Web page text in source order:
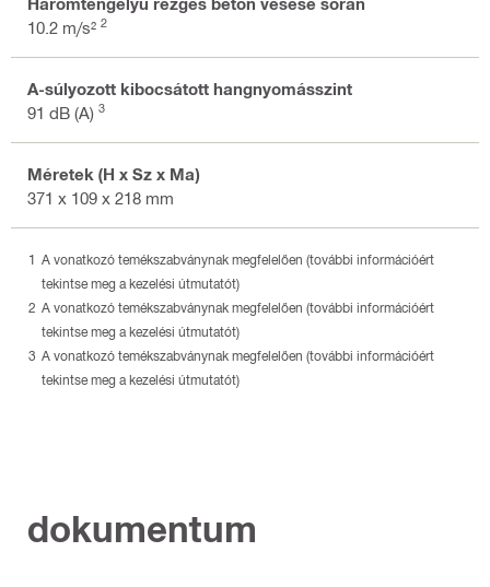
10.2 m/s² 2
A-súlyozott kibocsátott hangnyomásszint
91 dB (A) 3
Méretek (H x Sz x Ma)
371 x 109 x 218 mm
A vonatkozó temékszabványnak megfelelően (további információért
tekintse meg a kezelési útmutatót)
A vonatkozó temékszabványnak megfelelően (további információért
tekintse meg a kezelési útmutatót)
A vonatkozó temékszabványnak megfelelően (további információért
tekintse meg a kezelési útmutatót)
dokumentum